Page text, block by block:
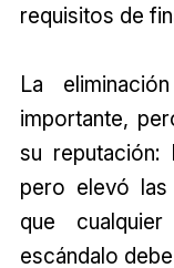
requisitos de
La
importante,
su
pero elevó
que
escándalo